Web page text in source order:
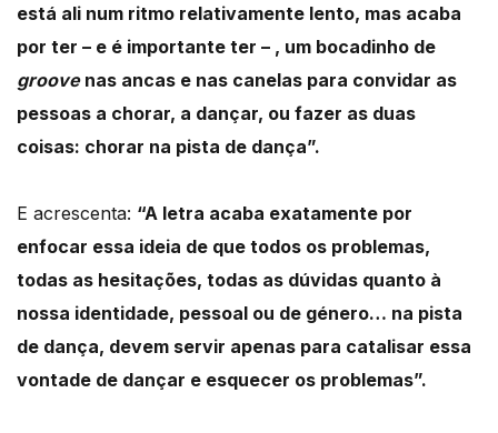
está ali num ritmo relativamente lento, mas acaba
por ter – e é importante ter – , um bocadinho de
groovenas ancas e nas canelas para convidar as
pessoas a chorar, a dançar, ou fazer as duas
coisas: chorar na pista de dança”.
E acrescenta: “A letra acaba exatamente por
enfocar essa ideia de que todos os problemas,
todas as hesitações, todas as dúvidas quanto à
nossa identidade, pessoal ou de género… na pista
de dança, devem servir apenas para catalisar essa
vontade de dançar e esquecer os problemas”.